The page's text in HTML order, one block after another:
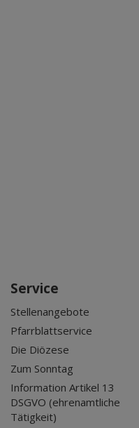
Service
Stellenangebote
Pfarrblattservice
Die Diözese
Zum Sonntag
Information Artikel 13
DSGVO (ehrenamtliche
Tätigkeit)